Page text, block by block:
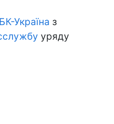
Україна з
уряду